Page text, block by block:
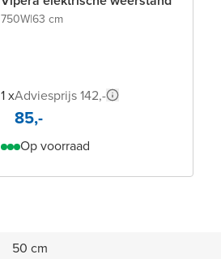
750W|63 cm
1 xAdviesprijs 142,-
85,-
Op voorraad
50 cm